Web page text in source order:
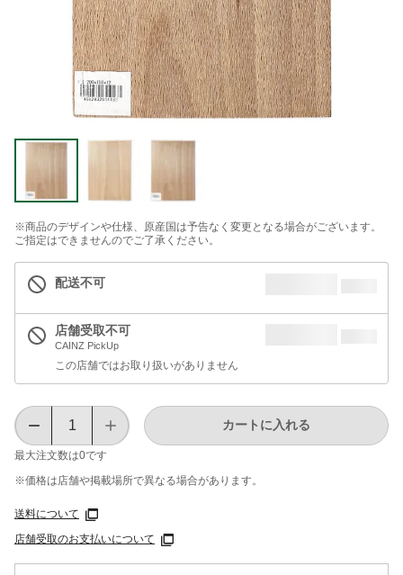
※商品のデザインや仕様、原産国は予告なく変更となる場合がございます。
ご指定はできませんのでご了承ください。
配送不可
店舗受取不可
CAINZ PickUp
この店舗ではお取り扱いがありません
最大注文数は0です
カートに入れる
※価格は​店舗や​掲載場所で​異なる​場合が​あります。
送料について
店舗受取のお支払いについて